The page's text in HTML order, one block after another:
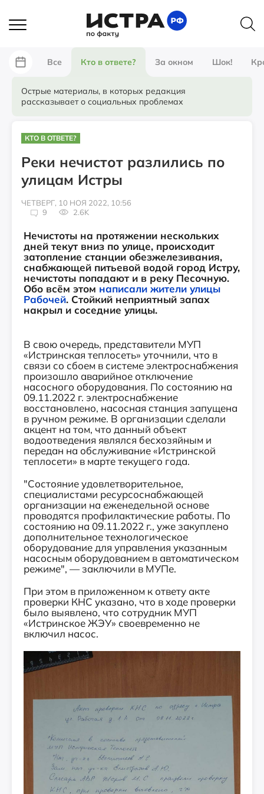
Все Кто в ответе? За окном Шок!
Острые материалы, в которых редакция
рассказывает о социальных проблемах
КТО В ОТВЕТЕ?
Реки нечистот разлились по
улицам Истры
ЧЕТВЕРГ, 10 НОЯ 2022, 10:56
9
2.6K
Нечистоты на протяжении нескольких
дней текут вниз по улице, происходит
затопление станции обезжелезивания,
снабжающей питьевой водой город Истру,
нечистоты попадают и в реку Песочную.
Обо всём этом написали жители улицы
Рабочей. Стойкий неприятный запах
накрыл и соседние улицы.
В свою очередь, представители МУП
«Истринская теплосеть» уточнили, что в
связи со сбоем в системе электроснабжения
произошло аварийное отключение
насосного оборудования. По состоянию на
09.11.2022 г. электроснабжение
восстановлено, насосная станция запущена
в ручном режиме. В организации сделали
акцент на том, что данный объект
водоотведения являлся бесхозяйным и
передан на обслуживание «Истринской
теплосети» в марте текущего года.
"Состояние удовлетворительное,
специалистами ресурсоснабжающей
организации на еженедельной основе
проводятся профилактические работы. По
состоянию на 09.11.2022 г., уже закуплено
дополнительное технологическое
оборудование для управления указанным
насосным оборудованием в автоматическом
режиме", — заключили в МУПе.
При этом в приложенном к ответу акте
проверки КНС указано, что в ходе проверки
было выявлено, что сотрудник МУП
«Истринское ЖЭУ» своевременно не
включил насос.